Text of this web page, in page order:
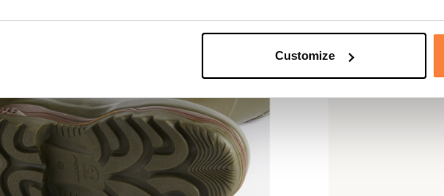
Customize